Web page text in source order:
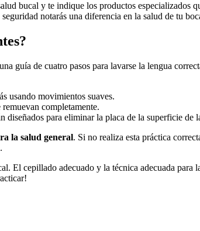
bucal y te indique los​ productos⁣ especializados
notarás una diferencia en la salud de‍ tu
guía de cuatro pasos‍ para lavarse la‍ lengua
usando movimientos suaves.
completamente.
diseñados para eliminar la placa de la ⁤superficie de
la salud general. Si no realiza esta ⁤práctica
⁣El cepillado adecuado y la técnica adecuada para